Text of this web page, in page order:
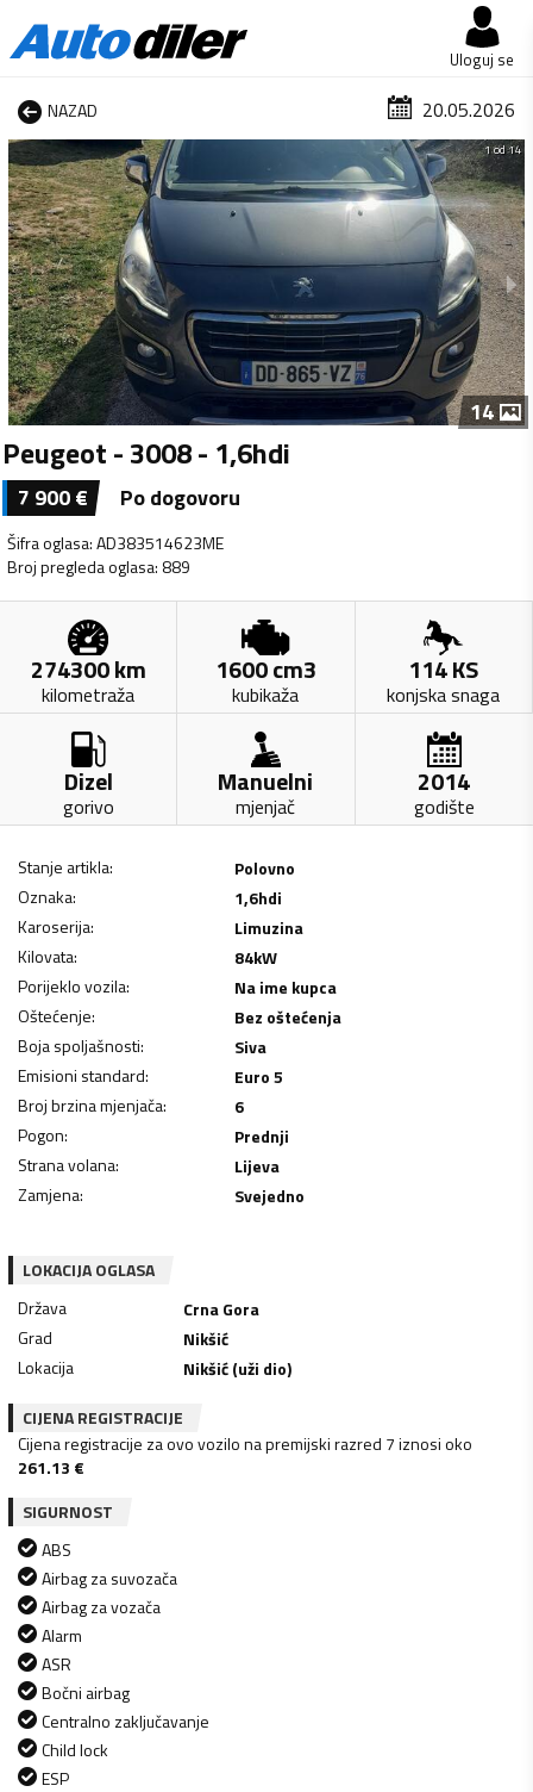
Uloguj se
NAZAD 20.05.2026
1 od 14
14
Peugeot - 3008 - 1,6hdi
7 900€ Po dogovoru
Šifra oglasa:AD383514623ME
Broj pregleda oglasa: 889
274300km
kilometraža
1600cm3
kubikaža
114KS
konjska snaga
Dizel
gorivo
Manuelni
mjenjač
2014
godište
Stanje artikla:
Polovno
Oznaka:
1,6hdi
Karoserija:
Limuzina
Kilovata: 84kW
Porijeklo vozila:
Na ime kupca
Oštećenje:
Bez oštećenja
Boja spoljašnosti:
Siva
Emisioni standard:
Euro 5
Broj brzina mjenjača:
6
Pogon:
Prednji
Strana volana:
Lijeva
Zamjena: Svejedno
LOKACIJA OGLASA
Država
Crna Gora
Grad
Nikšić
Lokacija
Nikšić (uži dio)
CIJENA REGISTRACIJE
Cijena registracije za ovo vozilo na premijski razred 7 iznosi oko
261.13 €
SIGURNOST
ABS
Airbag za suvozača
Airbag za vozača
Alarm
ASR
Bočni airbag
Centralno zaključavanje
Child lock
ESP